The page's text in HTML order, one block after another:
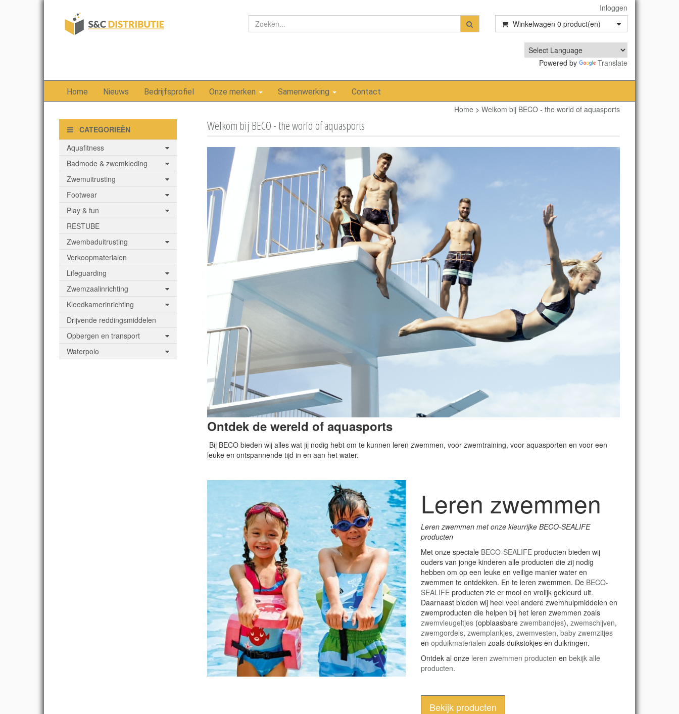
Inloggen
Winkelwagen 0 product(en)
Powered by Translate
Home Nieuws Bedrijfsprofiel Onze merken Samenwerking Contact
Home > Welkom bij BECO - the world of aquasports
CATEGORIEËN
Aquafitness
Badmode & zwemkleding
Zwemuitrusting
Footwear
Play & fun
RESTUBE
Zwembaduitrusting
Verkoopmaterialen
Lifeguarding
Zwemzaalinrichting
Kleedkamerinrichting
Drijvende reddingsmiddelen
Opbergen en transport
Waterpolo
Welkom bij BECO - the world of aquasports
Ontdek de wereld of aquasports
Bij BECO bieden wij alles wat jij nodig hebt om te kunnen leren zwemmen, voor zwemtraining, voor aquasporten en voor een
leuke en ontspannende tijd in en aan het water.
Leren zwemmen
Leren zwemmen met onze kleurrijke BECO-SEALIFE
producten
Met onze speciale BECO-SEALIFE producten bieden wij
ouders van jonge kinderen alle producten die zij nodig
hebben om op een leuke en veilige manier water en
zwemmen te ontdekken. En te leren zwemmen. De BECO-
SEALIFE producten zie er mooi en vrolijk gekleurd uit.
Daarnaast bieden wij heel veel andere zwemhulpmiddelen en
zwemproducten die helpen bij het leren zwemmen zoals
zwemvleugeltjes (opblaasbarezwembandjes),zwemschijven,
zwemgordels,zwemplankjes,zwemvesten,baby zwemzitjes
enopduikmaterialen zoals duikstokjes en duikringen.
Ontdek al onze leren zwemmen producten enbekijk alle
producten.
Bekijk producten